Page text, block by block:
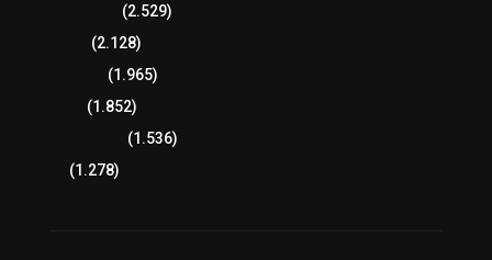
(2.529)
(2.128)
(1.965)
(1.852)
(1.536)
(1.278)